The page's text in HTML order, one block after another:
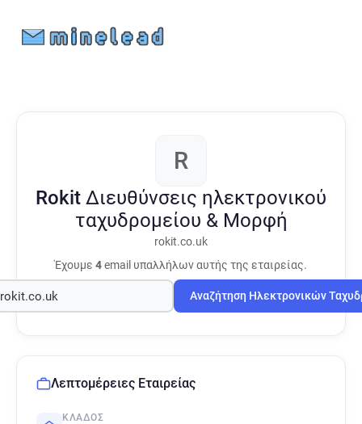
R
Rokit Διευθύνσεις ηλεκτρονικού
ταχυδρομείου & Μορφή
rokit.co.uk
Έχουμε 4email υπαλλήλων αυτής της εταιρείας.
Αναζήτηση Ηλεκτρονικών
Λεπτομέρειες Εταιρείας
ΚΛΆΔΟΣ